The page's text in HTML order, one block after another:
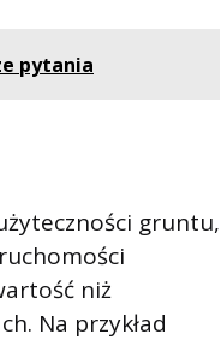
pytania
gruntu,
niż
Na przykład